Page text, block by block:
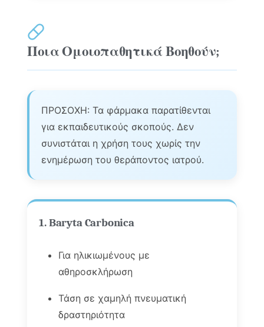
Ποια Ομοιοπαθητικά Βοηθούν;
ΠΡΟΣΟΧΗ: Τα φάρμακα παρατίθενται
για εκπαιδευτικούς σκοπούς. Δεν
συνιστάται η χρήση τους χωρίς την
ενημέρωση του θεράποντος ιατρού.
1. Baryta Carbonica
Για ηλικιωμένους με
αθηροσκλήρωση
Τάση σε χαμηλή πνευματική
δραστηριότητα